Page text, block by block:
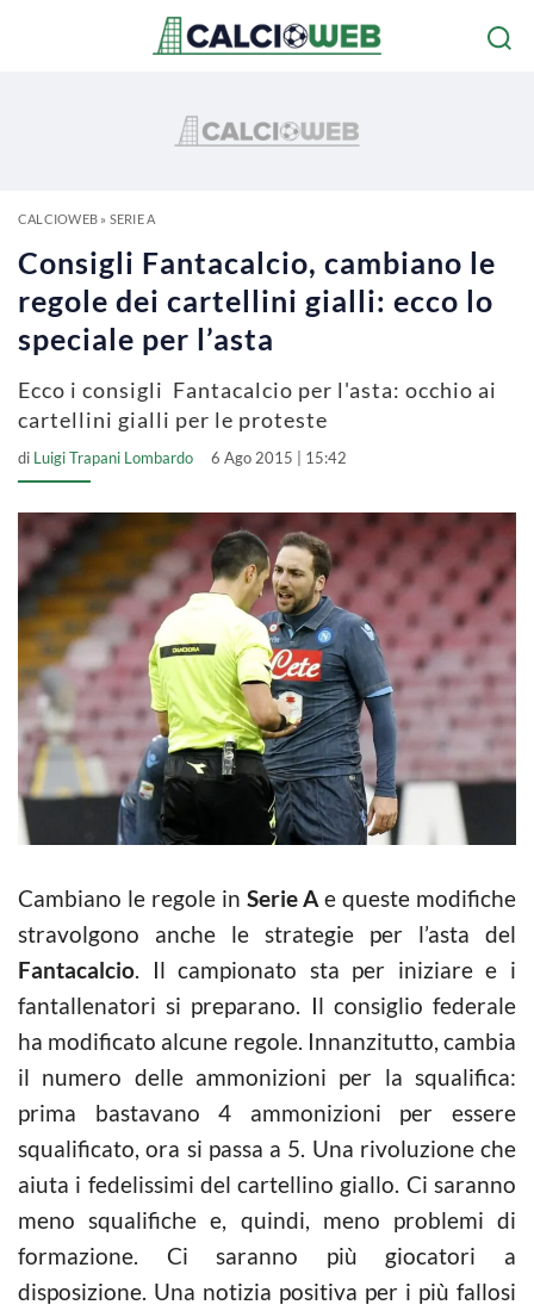
CALCIOWEB» SERIE A
Consigli Fantacalcio, cambiano le
regole dei cartellini gialli: ecco lo
speciale per l’asta
Ecco i consigli Fantacalcio per l'asta: occhio ai
cartellini gialli per le proteste
di Luigi Trapani Lombardo 6 Ago 2015 | 15:42
Cambiano le regole in Serie A e queste modifiche
stravolgono anche le strategie per l’asta del
Fantacalcio. Il campionato sta per iniziare e i
fantallenatori si preparano. Il consiglio federale
ha modificato alcune regole. Innanzitutto, cambia
il numero delle ammonizioni per la squalifica:
prima bastavano 4 ammonizioni per essere
squalificato, ora si passa a 5. Una rivoluzione che
aiuta i fedelissimi del cartellino giallo. Ci saranno
meno squalifiche e, quindi, meno problemi di
formazione. Ci saranno più giocatori a
disposizione. Una notizia positiva per i più fallosi